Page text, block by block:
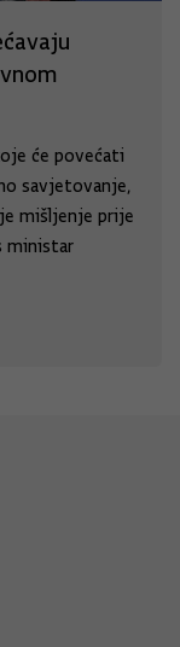
će povećati
savjetovanje,
mišljenje prije
ministar